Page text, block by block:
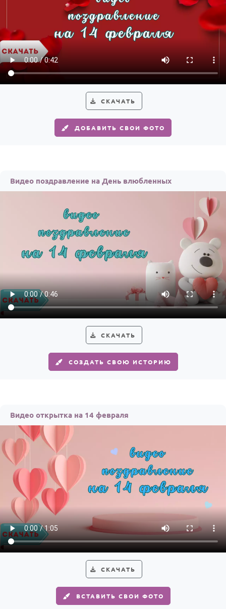
СКАЧАТЬ
ДОБАВИТЬ СВОИ ФОТО
Видео поздравление на День влюбленных
СКАЧАТЬ
СОЗДАТЬ СВОЮ ИСТОРИЮ
Видео открытка на 14 февраля
СКАЧАТЬ
ВСТАВИТЬ СВОИ ФОТО